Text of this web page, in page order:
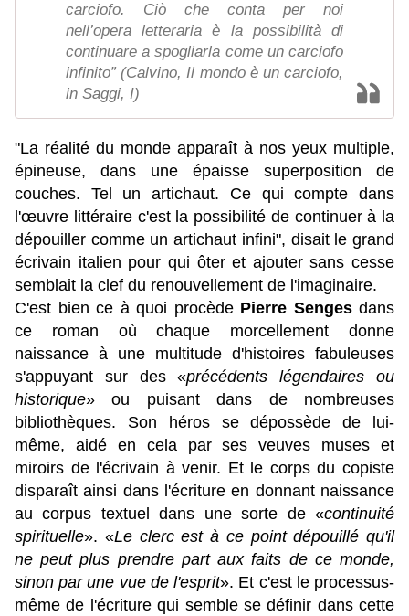
carciofo. Ciò che conta per noi
nell’opera letteraria è la possibilità di
continuare a spogliarla come un carciofo
infinito” (Calvino, Il mondo è un carciofo,
in Saggi, I)
"La réalité du monde apparaît à nos yeux multiple,
épineuse, dans une épaisse superposition de
couches. Tel un artichaut. Ce qui compte dans
l'œuvre littéraire c'est la possibilité de continuer à la
dépouiller comme un artichaut infini", disait le grand
écrivain italien pour qui ôter et ajouter sans cesse
semblait la clef du renouvellement de l'imaginaire.
C'est bien ce à quoi procède Pierre Sengesdans
ce roman où chaque morcellement donne
naissance à une multitude d'histoires fabuleuses
s'appuyant sur des «précédents légendaires ou
historique» ou puisant dans de nombreuses
bibliothèques. Son héros se dépossède de lui-
même, aidé en cela par ses veuves muses et
miroirs de l'écrivain à venir. Et le corps du copiste
disparaît ainsi dans l'écriture en donnant naissance
au corpus textuel dans une sorte de «continuité
spirituelle». «Le clerc est à ce point dépouillé qu'il
ne peut plus prendre part aux faits de ce monde,
sinon par une vue de l'esprit». Et c'est le processus-
même de l'écriture qui semble se définir dans cette